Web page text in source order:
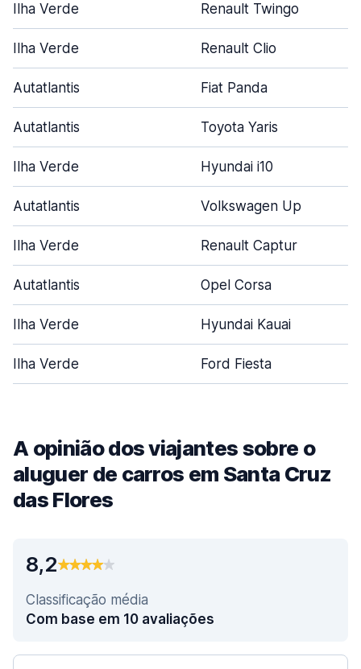
Ilha Verde Renault Twingo
Ilha Verde Renault Clio
Autatlantis Fiat Panda
Autatlantis Toyota Yaris
Ilha Verde Hyundai i10
Autatlantis Volkswagen Up
Ilha Verde Renault Captur
Autatlantis Opel Corsa
Ilha Verde Hyundai Kauai
Ilha Verde Ford Fiesta
A opinião dos viajantes sobre o
aluguer de carros em Santa Cruz
das Flores
8,2
Classificação média
Com base em 10 avaliações